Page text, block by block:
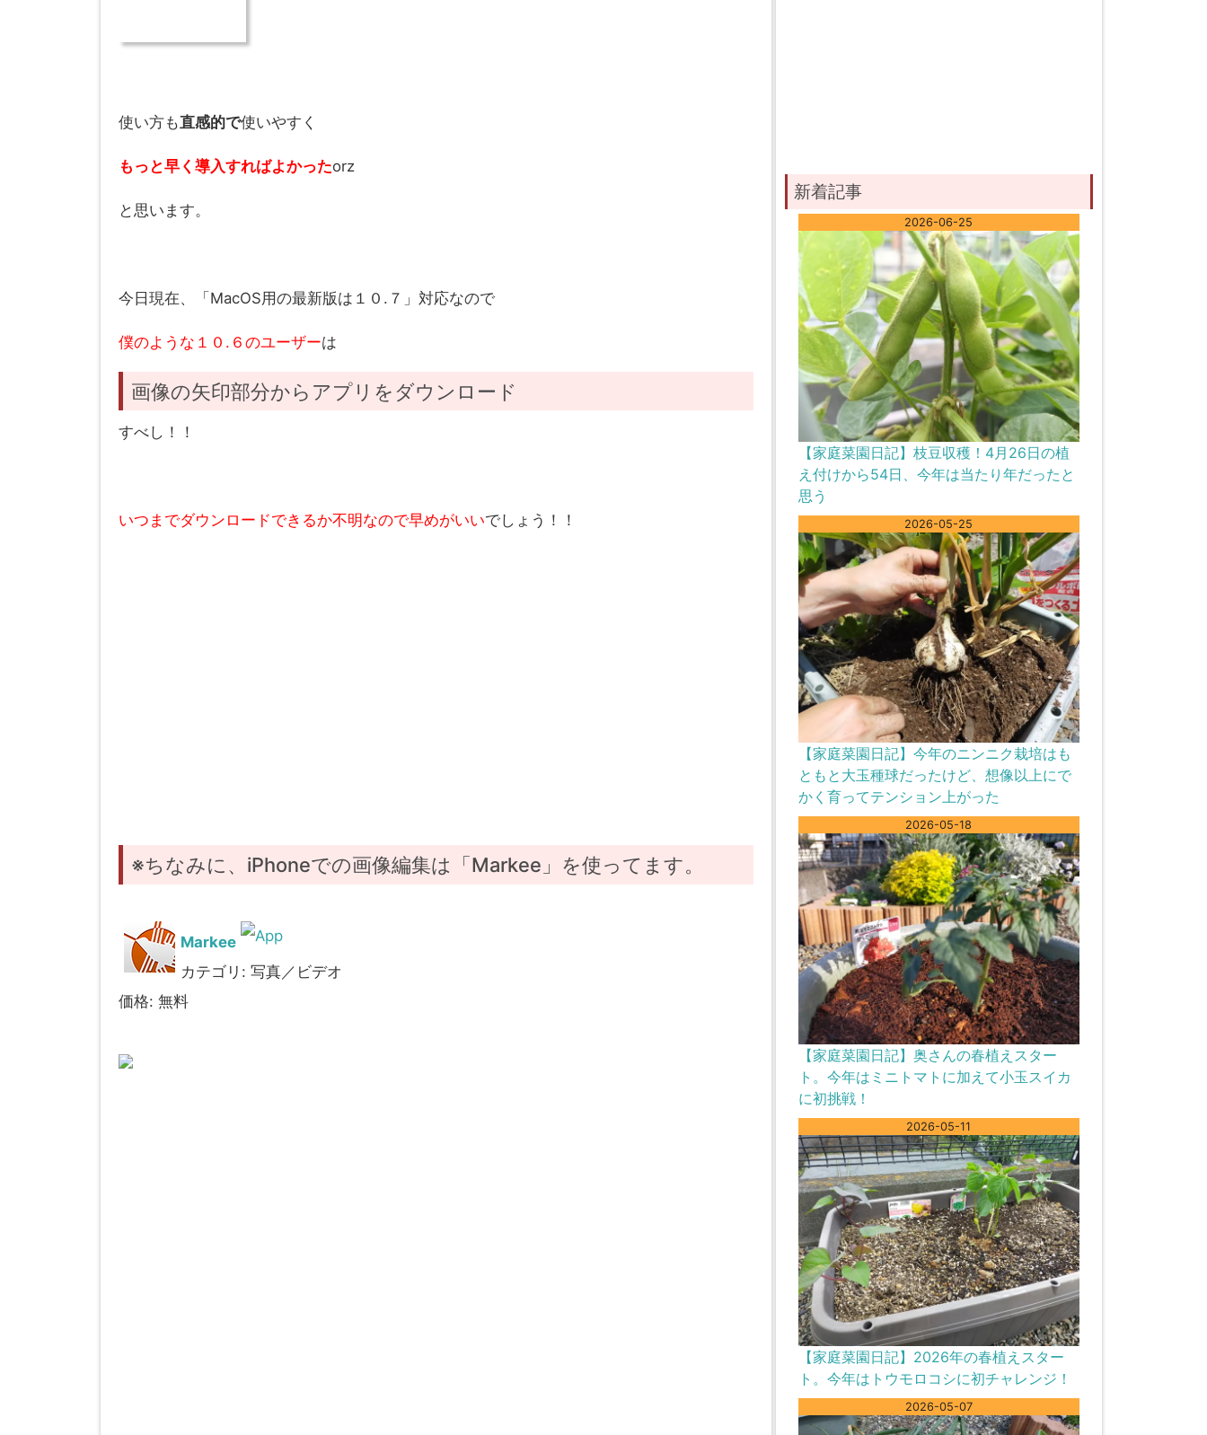
使い方も直感的で使いやすく
もっと早く導入すればよかったorz
と思います。
今日現在、「MacOS用の最新版は１０.７」対応なので
僕のような１０.６のユーザーは
画像の矢印部分からアプリをダウンロード
すべし！！
いつまでダウンロードできるか不明なので早めがいいでしょう！！
※ちなみに、iPhoneでの画像編集は「Markee」を使ってます。
Markee
カテゴリ: 写真／ビデオ
価格: 無料
新着記事
2026-06-25
【家庭菜園日記】枝豆収穫！4月26日の植
え付けから54日、今年は当たり年だったと
思う
2026-05-25
【家庭菜園日記】今年のニンニク栽培はも
ともと大玉種球だったけど、想像以上にで
かく育ってテンション上がった
2026-05-18
【家庭菜園日記】奥さんの春植えスター
ト。今年はミニトマトに加えて小玉スイカ
に初挑戦！
2026-05-11
【家庭菜園日記】2026年の春植えスター
ト。今年はトウモロコシに初チャレンジ！
2026-05-07